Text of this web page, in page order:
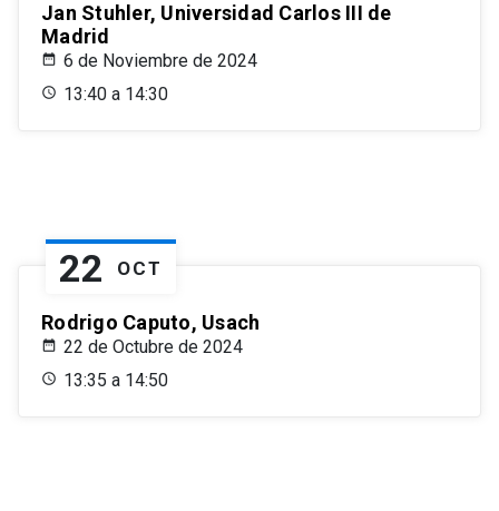
Jan Stuhler, Universidad Carlos III de
Madrid
6 de Noviembre de 2024
13:40 a 14:30
22 OCT
Rodrigo Caputo, Usach
22 de Octubre de 2024
13:35 a 14:50